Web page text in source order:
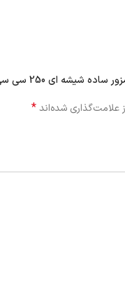
شیشه ای 250 سی سی”
شده‌اند*